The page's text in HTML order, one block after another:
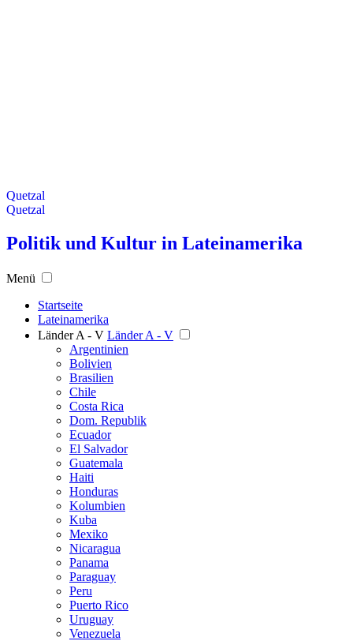
Quetzal
Quetzal
Politik und Kultur in Lateinamerika
Menü
Startseite
Lateinamerika
Länder A - V Länder A - V
Argentinien
Bolivien
Brasilien
Chile
Costa Rica
Dom. Republik
Ecuador
El Salvador
Guatemala
Haiti
Honduras
Kolumbien
Kuba
Mexiko
Nicaragua
Panama
Paraguay
Peru
Puerto Rico
Uruguay
Venezuela